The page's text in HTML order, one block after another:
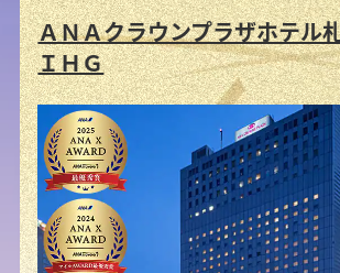
ＡＮＡクラウンプラザホテ
ＩＨＧ